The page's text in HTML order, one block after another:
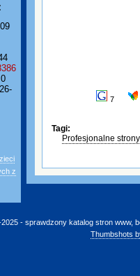
z
7
Tagi:
Profesjonalne
2025 - sprawdzony katalog stron www,
Thumbshots